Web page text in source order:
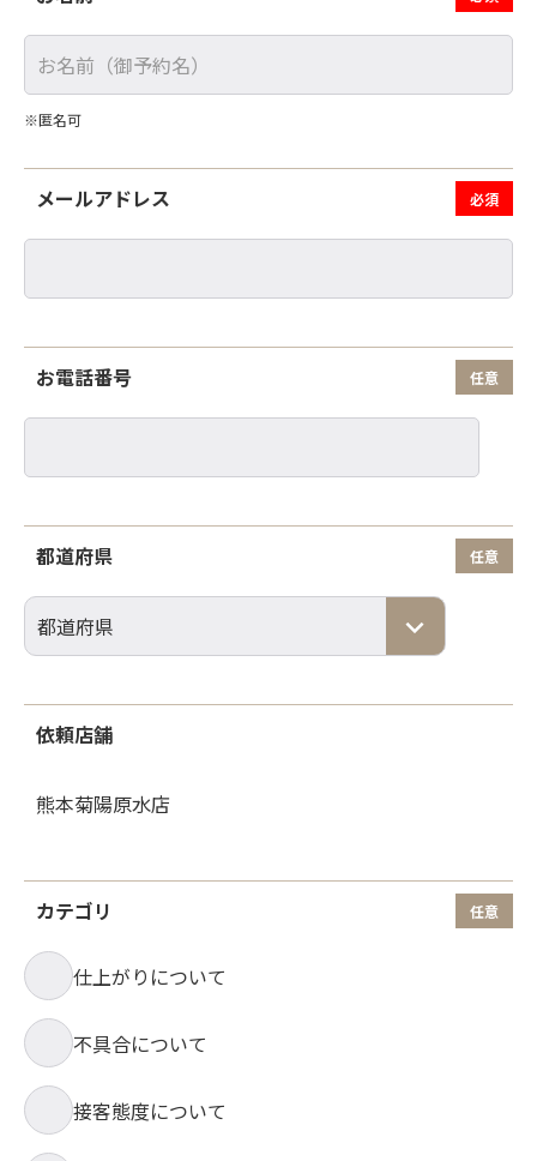
※匿名可
メールアドレス
お電話番号
都道府県
依頼店舗
カテゴリ
仕上がりについて
不具合について
接客態度について